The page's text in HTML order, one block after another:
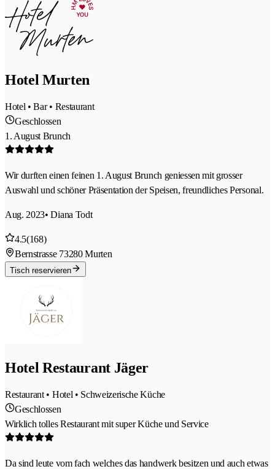
Hotel Murten
Hotel • Bar • Restaurant
Geschlossen
1. August Brunch
Wir durften einen feinen 1. August Brunch geniessen mit grosser
Auswahl und schöner Präsentation der Speisen, freundliches Personal.
Aug. 2023• Diana Todt
4.5(168)
Bernstrasse 73280 Murten
Tisch reservieren
Hotel Restaurant Jäger
Restaurant • Hotel • Schweizerische Küche
Geschlossen
Wirklich tolles Restaurant mit super Küche und Service
Da sind leute vom fach welches das handwerk besitzen und auch etwas